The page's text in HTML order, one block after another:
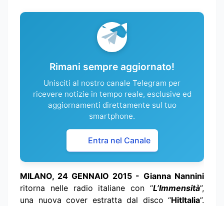
Rimani sempre aggiornato!
Unisciti al nostro canale Telegram per
ricevere notizie in tempo reale, esclusive ed
aggiornamenti direttamente sul tuo
smartphone.
Entra nel Canale
MILANO, 24 GENNAIO 2015 - Gianna Nannini
ritorna nelle radio italiane con “L’Immensità”,
una nuova cover estratta dal disco “HitItalia”.